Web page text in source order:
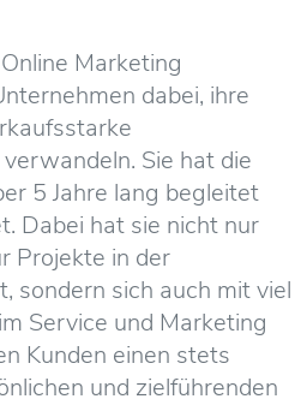
Marketing
dabei, ihre
Sie hat die
5 Jahre lang begleitet
Dabei hat sie nicht nur
Projekte in der
sondern sich auch mit viel
Service und Marketing
Kunden einen stets
und zielführenden